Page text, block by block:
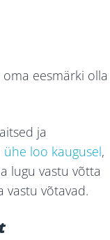
eesmärki olla
ja
ühe loo kaugusel,
lugu vastu võtta
vastu võtavad.